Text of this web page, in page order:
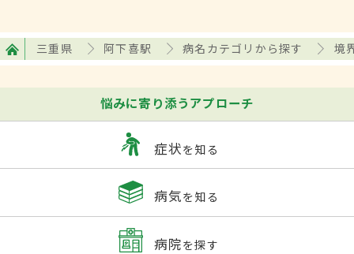
三重県 阿下喜駅 病名カテゴリから探す 境
悩みに寄り添うアプローチ
症状を知る
病気を知る
病院を探す